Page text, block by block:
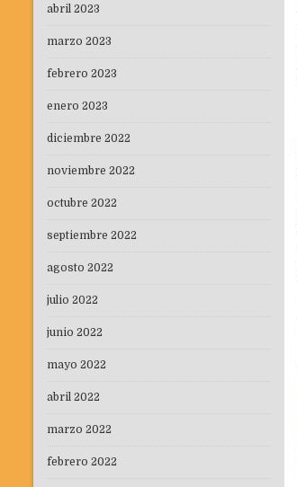
abril 2023
marzo 2023
febrero 2023
enero 2023
diciembre 2022
noviembre 2022
octubre 2022
septiembre 2022
agosto 2022
julio 2022
junio 2022
mayo 2022
abril 2022
marzo 2022
febrero 2022